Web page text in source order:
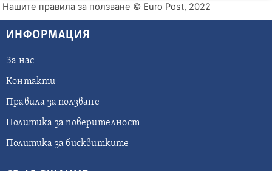
Нашите правила за ползване © Euro Post, 2022
ИНФОРМАЦИЯ
За нас
Контакти
Правила за ползване
Политика за поверителност
Политика за бисквитките